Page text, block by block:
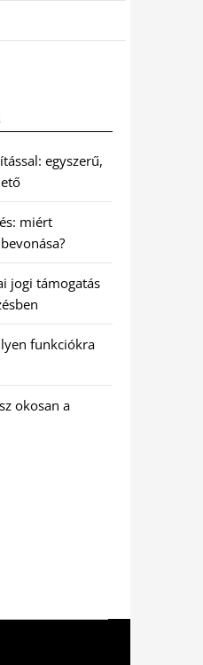
egyszerű,
miért
jogi támogatás
funkciókra
okosan a